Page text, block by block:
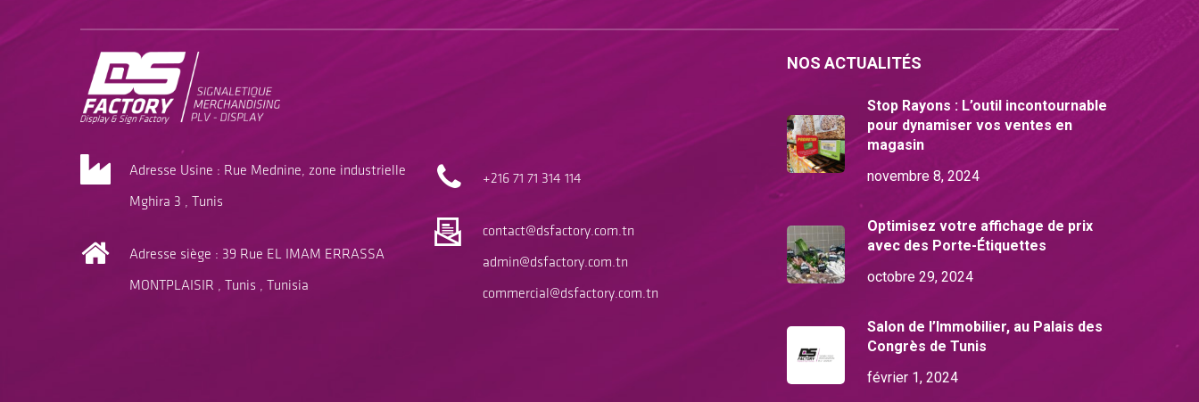
Adresse Usine : Rue Mednine, zone industrielle
Mghira 3 , Tunis
Adresse siège : 39 Rue EL IMAM ERRASSA
MONTPLAISIR , Tunis , Tunisia
+216 7171 314 114
contact@dsfactory.com.tn
admin@dsfactory.com.tn
commercial@dsfactory.com.tn
NOS ACTUALITÉS
Stop Rayons : L’outil incontournable
pour dynamiser vos ventes en
magasin
novembre 8, 2024
Optimisez votre affichage de prix
avec des Porte-Étiquettes
octobre 29, 2024
Salon de l’Immobilier, au Palais des
Congrès de Tunis
février 1, 2024